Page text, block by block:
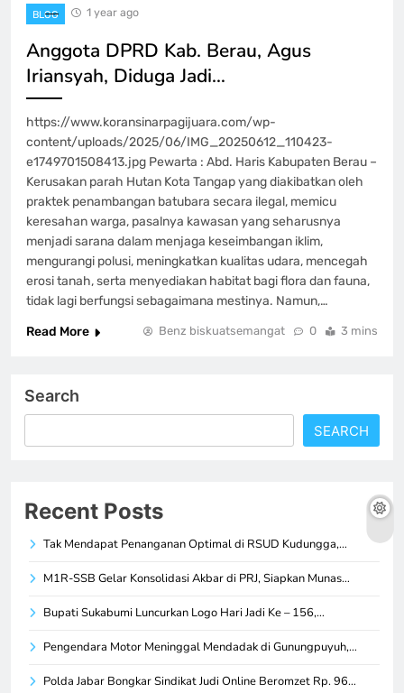
BLOG 1 year ago
Anggota DPRD Kab. Berau, Agus
Iriansyah, Diduga Jadi…
https://www.koransinarpagijuara.com/wp-
content/uploads/2025/06/IMG_20250612_110423-
e1749701508413.jpg Pewarta : Abd. Haris Kabupaten Berau –
Kerusakan parah Hutan Kota Tangap yang diakibatkan oleh
praktek penambangan batubara secara ilegal, memicu
keresahan warga, pasalnya kawasan yang seharusnya
menjadi sarana dalam menjaga keseimbangan iklim,
mengurangi polusi, meningkatkan kualitas udara, mencegah
erosi tanah, serta menyediakan habitat bagi flora dan fauna,
tidak lagi berfungsi sebagaimana mestinya. Namun,…
Read More
Benz biskuatsemangat 0 3 mins
Search
SEARCH
Recent Posts
Tak Mendapat Penanganan Optimal di RSUD Kudungga,…
M1R-SSB Gelar Konsolidasi Akbar di PRJ, Siapkan Munas…
Bupati Sukabumi Luncurkan Logo Hari Jadi Ke – 156,…
Pengendara Motor Meninggal Mendadak di Gunungpuyuh,…
Polda Jabar Bongkar Sindikat Judi Online Beromzet Rp. 96…